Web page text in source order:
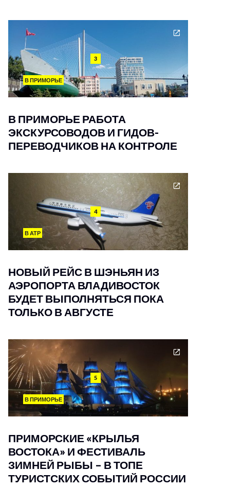
3
В ПРИМОРЬЕ
В ПРИМОРЬЕ РАБОТА
ЭКСКУРСОВОДОВ И ГИДОВ-
ПЕРЕВОДЧИКОВ НА КОНТРОЛЕ
4
В АТР
НОВЫЙ РЕЙС В ШЭНЬЯН ИЗ
АЭРОПОРТА ВЛАДИВОСТОК
БУДЕТ ВЫПОЛНЯТЬСЯ ПОКА
ТОЛЬКО В АВГУСТЕ
5
В ПРИМОРЬЕ
ПРИМОРСКИЕ «КРЫЛЬЯ
ВОСТОКА» И ФЕСТИВАЛЬ
ЗИМНЕЙ РЫБЫ – В ТОПЕ
ТУРИСТСКИХ СОБЫТИЙ РОССИИ